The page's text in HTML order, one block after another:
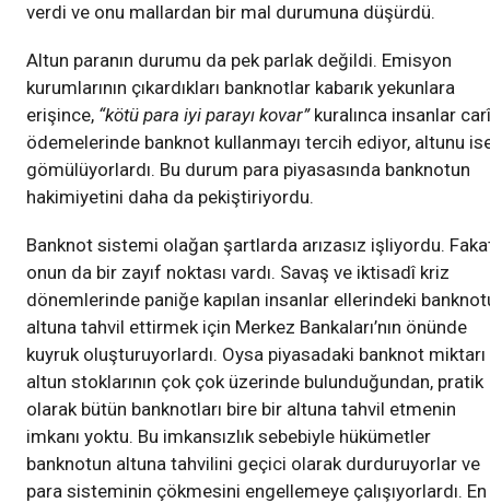
verdi ve onu mallardan bir mal durumuna düşürdü.
Altun paranın durumu da pek parlak değildi. Emisyon
kurumlarının çıkardıkları banknotlar kabarık yekunlara
erişince, “kötü para iyi parayı kovar” kuralınca insanlar carî
ödemelerinde banknot kullanmayı tercih ediyor, altunu
gömülüyorlardı. Bu durum para piyasasında banknotun
hakimiyetini daha da pekiştiriyordu.
Banknot sistemi olağan şartlarda arızasız işliyordu.
onun da bir zayıf noktası vardı. Savaş ve iktisadî kriz
dönemlerinde paniğe kapılan insanlar ellerindeki
altuna tahvil ettirmek için Merkez Bankaları’nın önünde
kuyruk oluşturuyorlardı. Oysa piyasadaki banknot miktarı
altun stoklarının çok çok üzerinde bulunduğundan, pratik
olarak bütün banknotları bire bir altuna tahvil etmenin
imkanı yoktu. Bu imkansızlık sebebiyle hükümetler
banknotun altuna tahvilini geçici olarak durduruyorlar ve
para sisteminin çökmesini engellemeye çalışıyorlardı. En